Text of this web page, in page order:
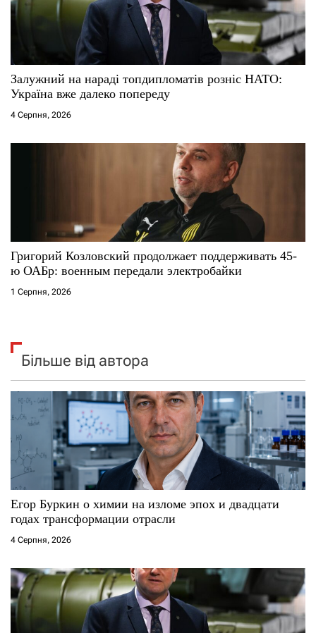
Залужний на нараді топдипломатів розніс НАТО:
Україна вже далеко попереду
4 Серпня, 2026
Григорий Козловский продолжает поддерживать 45-
ю ОАБр: военным передали электробайки
1 Серпня, 2026
Більше від автора
Егор Буркин о химии на изломе эпох и двадцати
годах трансформации отрасли
4 Серпня, 2026